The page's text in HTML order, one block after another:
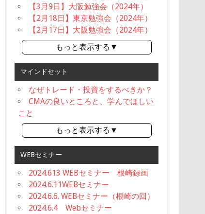
【3月9日】大阪勉強会（2024年）
【2月18日】東京勉強会（2024年）
【2月17日】大阪勉強会（2024年）
もっと表示する▼
マインドセット
なぜトレード・投資をするべきか？
CMAの良いところと、学んでほしい
こと
もっと表示する▼
WEBセミナー
2024.613 WEBセミナー 根崎録画
2024.6.11WEBセミナー
2024.6.6. WEBセミナー（根崎の回）
2024.6.4 Webセミナー